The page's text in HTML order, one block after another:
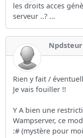
les droits acces
serveur ..? ...
Npdsteur
Rien y fait /
Je vais fouiller !!
Y A bien une
Wampserver, ce
:# (mystère pour